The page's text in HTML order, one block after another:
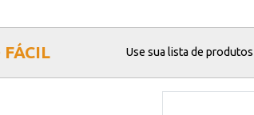
Use sua lista de